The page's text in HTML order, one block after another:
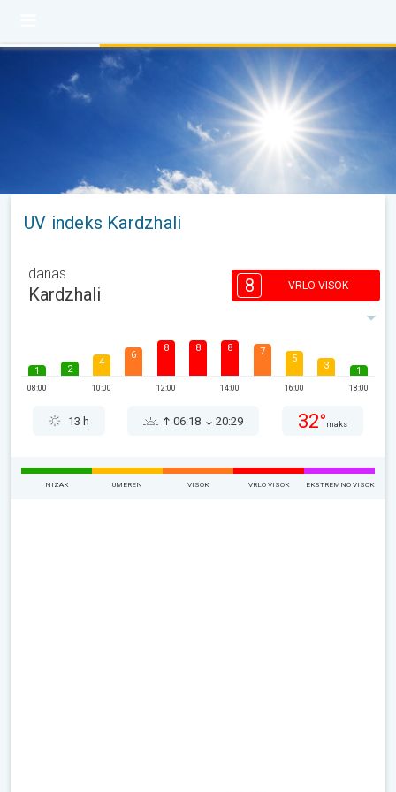
UV indeks Kardzhali
danas
Kardzhali 8 VRLO VISOK
1
08:00
2
4
10:00
6
8
12:00
8 8
14:00
7
5
16:00
3 1
18:00
13 h 06:18 20:29 32° maks
NIZAK UMEREN VISOK VRLO VISOK EKSTREMNO VISOK